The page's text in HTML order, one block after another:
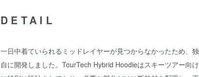
DETAIL
一日中着ていられるミッドレイヤーが見つからなかったため、独
自に開発しました。TourTech Hybrid Hoodieはスキーツアー向け